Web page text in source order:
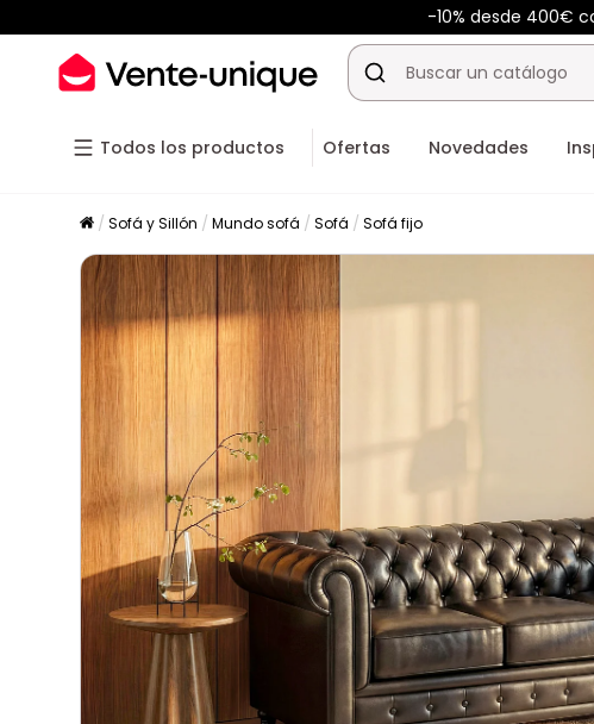
-10% desde 400€
Todos los productos Ofertas Novedades
Sofá y Sillón Mundo sofá Sofá Sofá fijo